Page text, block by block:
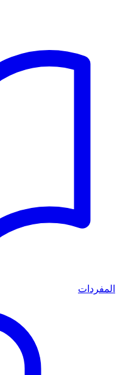
المفردات